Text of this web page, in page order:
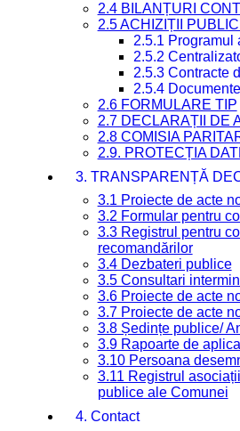
2.4 BILANȚURI
2.5 ACHIZIȚII
2.5.1
2.5.2
2.5.3 Contracte
2.5.4
2.6 FORMULARE TIP
2.7 DECLARAȚII DE
2.8 COMISIA
2.9. PROTECȚIA
3. TRANSPARENȚĂ
3.1 Proiecte de acte
3.2 Formular pentru
3.3 Registrul pentru
recomandărilor
3.4 Dezbateri publice
3.5 Consultari
3.6 Proiecte de acte
3.7 Proiecte de acte
3.8 Ședințe publice/
3.9 Rapoarte de
3.10 Persoana
3.11 Registrul
publice ale Comunei
4. Contact